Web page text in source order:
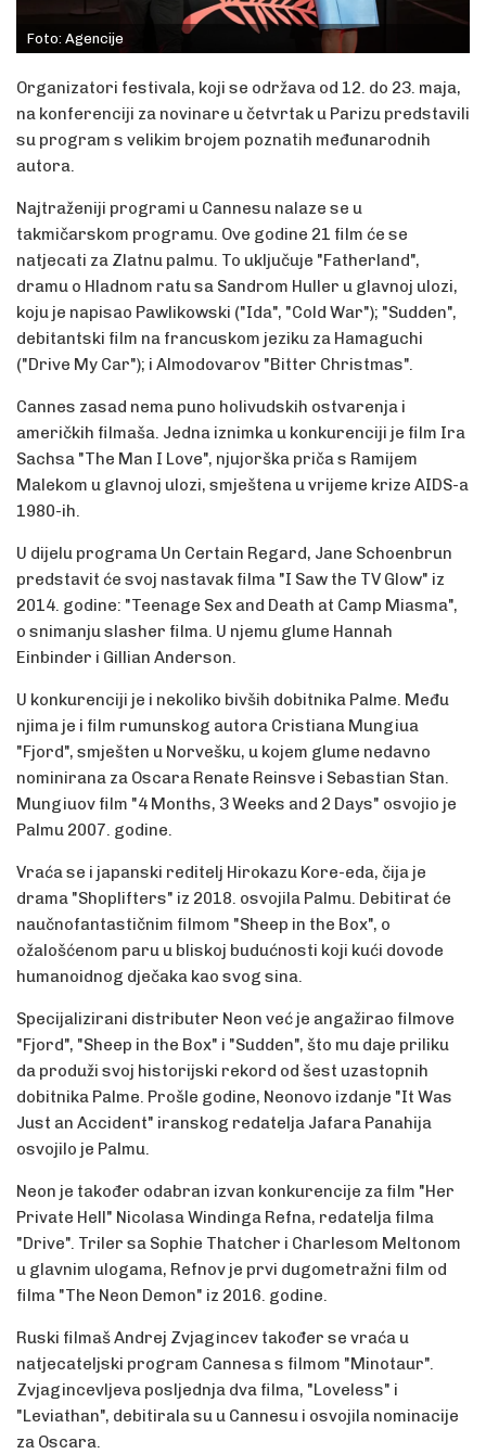
Foto: Agencije
Organizatori festivala, koji se održava od 12. do 23. maja,
na konferenciji za novinare u četvrtak u Parizu predstavili
su program s velikim brojem poznatih međunarodnih
autora.
Najtraženiji programi u Cannesu nalaze se u
takmičarskom programu. Ove godine 21 film će se
natjecati za Zlatnu palmu. To uključuje "Fatherland",
dramu o Hladnom ratu sa Sandrom Huller u glavnoj ulozi,
koju je napisao Pawlikowski ("Ida", "Cold War"); "Sudden",
debitantski film na francuskom jeziku za Hamaguchi
("Drive My Car"); i Almodovarov "Bitter Christmas".
Cannes zasad nema puno holivudskih ostvarenja i
američkih filmaša. Jedna iznimka u konkurenciji je film Ira
Sachsa "The Man I Love", njujorška priča s Ramijem
Malekom u glavnoj ulozi, smještena u vrijeme krize AIDS-a
1980-ih.
U dijelu programa Un Certain Regard, Jane Schoenbrun
predstavit će svoj nastavak filma "I Saw the TV Glow" iz
2014. godine: "Teenage Sex and Death at Camp Miasma",
o snimanju slasher filma. U njemu glume Hannah
Einbinder i Gillian Anderson.
U konkurenciji je i nekoliko bivših dobitnika Palme. Među
njima je i film rumunskog autora Cristiana Mungiua
"Fjord", smješten u Norvešku, u kojem glume nedavno
nominirana za Oscara Renate Reinsve i Sebastian Stan.
Mungiuov film "4 Months, 3 Weeks and 2 Days" osvojio je
Palmu 2007. godine.
Vraća se i japanski reditelj Hirokazu Kore-eda, čija je
drama "Shoplifters" iz 2018. osvojila Palmu. Debitirat će
naučnofantastičnim filmom "Sheep in the Box", o
ožalošćenom paru u bliskoj budućnosti koji kući dovode
humanoidnog dječaka kao svog sina.
Specijalizirani distributer Neon već je angažirao filmove
"Fjord", "Sheep in the Box" i "Sudden", što mu daje priliku
da produži svoj historijski rekord od šest uzastopnih
dobitnika Palme. Prošle godine, Neonovo izdanje "It Was
Just an Accident" iranskog redatelja Jafara Panahija
osvojilo je Palmu.
Neon je također odabran izvan konkurencije za film "Her
Private Hell" Nicolasa Windinga Refna, redatelja filma
"Drive". Triler sa Sophie Thatcher i Charlesom Meltonom
u glavnim ulogama, Refnov je prvi dugometražni film od
filma "The Neon Demon" iz 2016. godine.
Ruski filmaš Andrej Zvjagincev također se vraća u
natjecateljski program Cannesa s filmom "Minotaur".
Zvjagincevljeva posljednja dva filma, "Loveless" i
"Leviathan", debitirala su u Cannesu i osvojila nominacije
za Oscara.